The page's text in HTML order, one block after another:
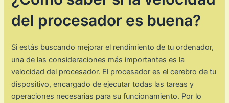
del procesador es buena?
Si estás buscando mejorar el rendimiento de tu ordenador,
una de las consideraciones más importantes es la
velocidad del procesador. El procesador es el cerebro de tu
dispositivo, encargado de ejecutar todas las tareas y
operaciones necesarias para su funcionamiento. Por lo